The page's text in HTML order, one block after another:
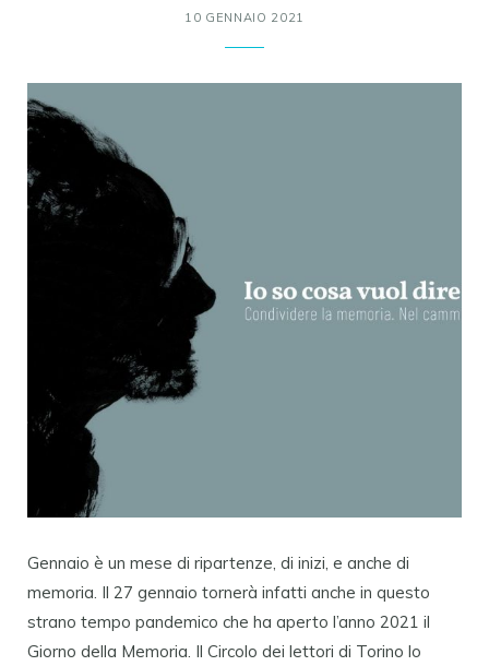
10 GENNAIO 2021
Gennaio è un mese di ripartenze, di inizi, e anche di
memoria. Il 27 gennaio tornerà infatti anche in questo
strano tempo pandemico che ha aperto l’anno 2021 il
Giorno della Memoria. Il Circolo dei lettori di Torino lo